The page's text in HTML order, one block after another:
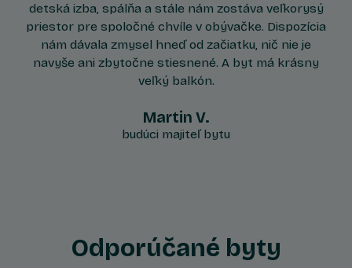
detská izba, spálňa a stále nám zostáva veľkorysý
priestor pre spoločné chvíle v obývačke. Dispozícia
nám dávala zmysel hneď od začiatku, nič nie je
navyše ani zbytočne stiesnené. A byt má krásny
veľký balkón.
Martin V.
budúci majiteľ bytu
Odporúčané byty